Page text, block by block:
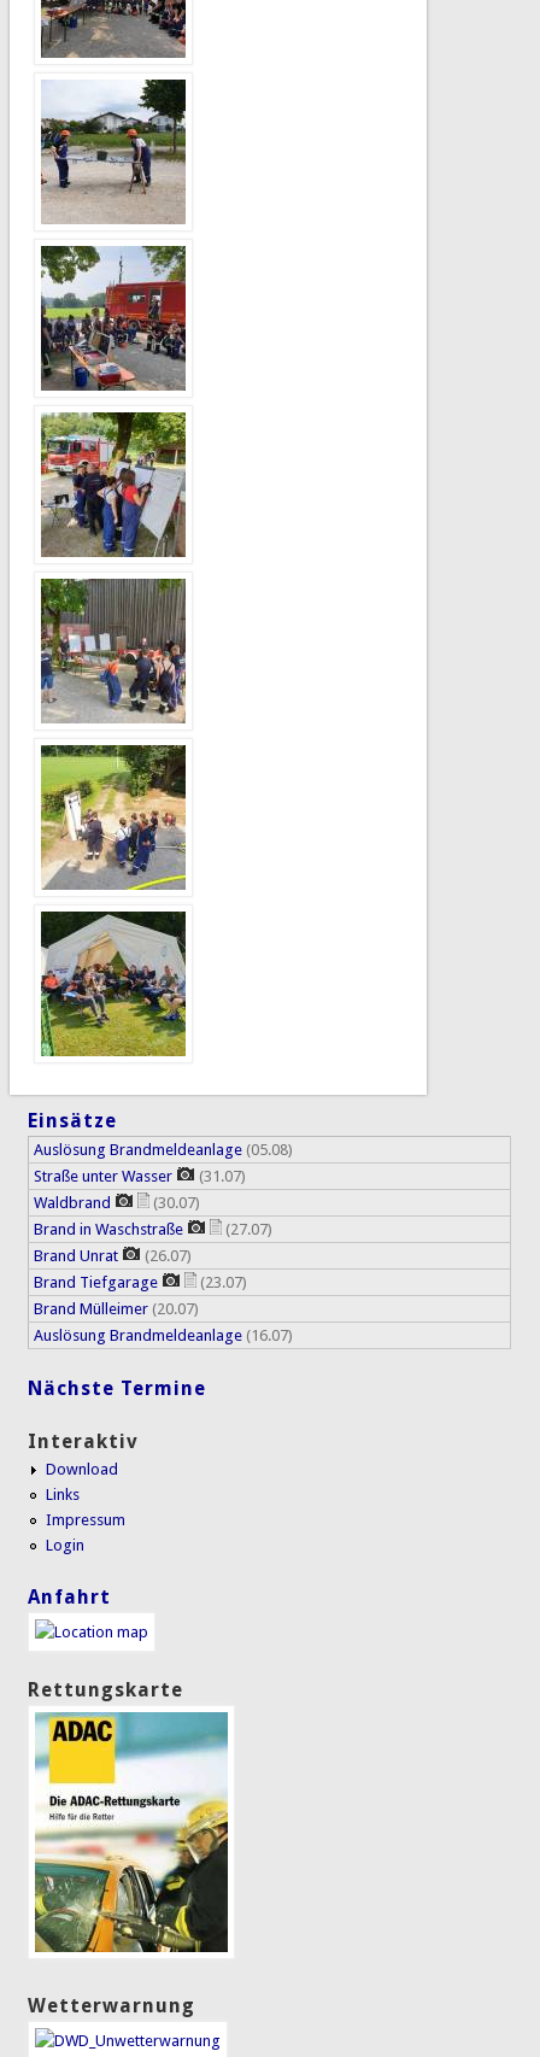
Einsätze
Auslösung Brandmeldeanlage (05.08)
Straße unter Wasser
(31.07)
Waldbrand
(30.07)
Brand in Waschstraße
(27.07)
Brand Unrat
(26.07)
Brand Tiefgarage
(23.07)
Brand Mülleimer (20.07)
Auslösung Brandmeldeanlage (16.07)
Nächste Termine
Interaktiv
Download
Links
Impressum
Login
Anfahrt
Rettungskarte
Wetterwarnung